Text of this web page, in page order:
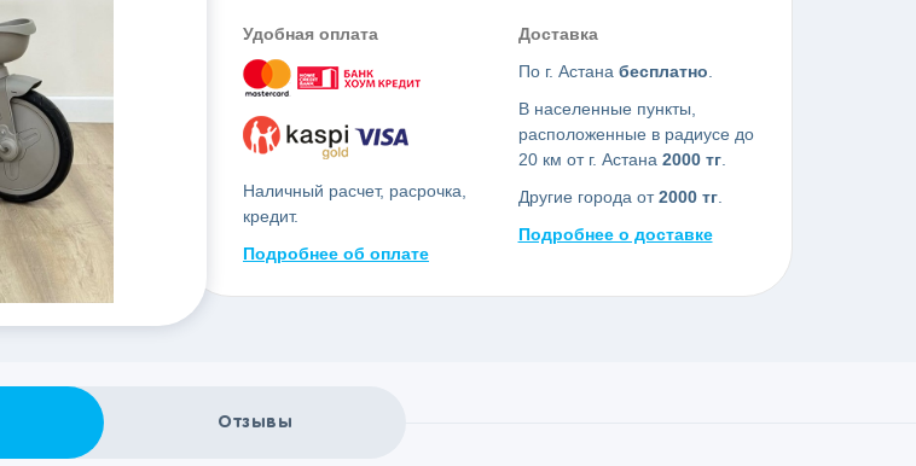
Удобная оплата
Наличный расчет, расрочка,
кредит.
Подробнее об оплате
Доставка
По г. Астана бесплатно
В населенные пункты,
расположенные в радиусе до
20 км от г. Астана 2000 тг.
Другие города от2000 тг.
Подробнее о доставке
Отзывы